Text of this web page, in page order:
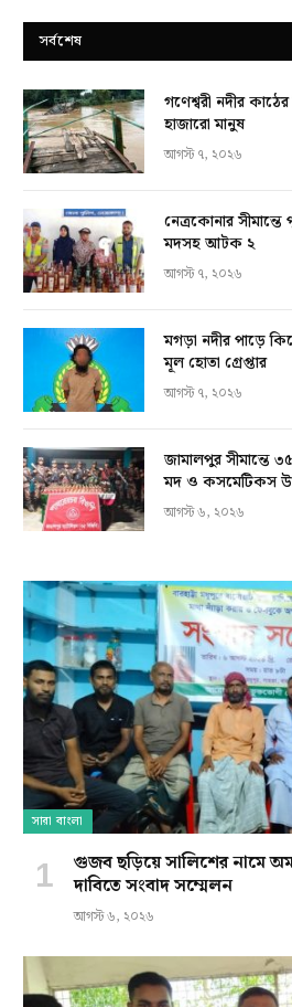
সর্বশেষ
গণেশ্বরী নদীর
হাজারো মানুষ
আগস্ট ৭, ২০২৬
নেত্রকোনার
মদসহ আটক ২
আগস্ট ৭, ২০২৬
মগড়া নদীর পাড়ে
মূল হোতা গ্রেপ্তার
আগস্ট ৭, ২০২৬
জামালপুর সীমান্তে
মদ ও কসমেটিকস
আগস্ট ৬, ২০২৬
সারা বাংলা
গুজব ছড়িয়ে সালিশের নামে
দাবিতে সংবাদ সম্মেলন
আগস্ট ৬, ২০২৬